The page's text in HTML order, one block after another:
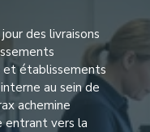
des livraisons
et établissements
au sein de
achemine
entrant vers la